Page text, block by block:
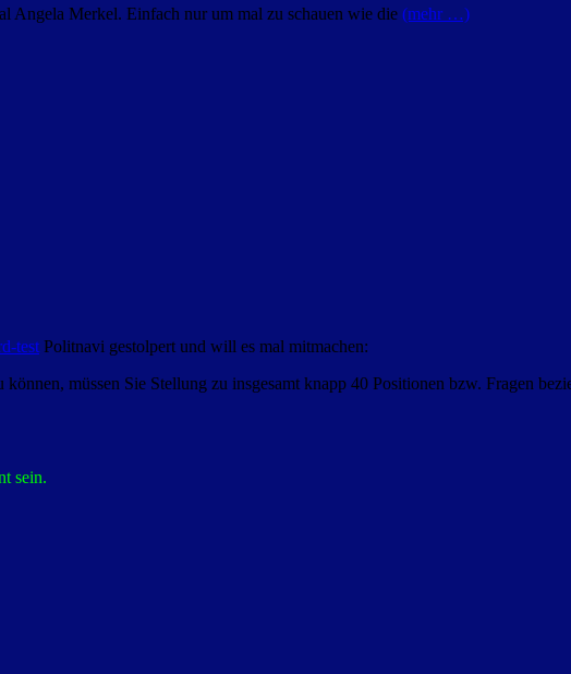
Angela Merkel. Einfach nur um mal zu schauen wie die (mehr …)
test Politnavi gestolpert und will es mal mitmachen:
müssen Sie Stellung zu insgesamt knapp 40 Positionen bzw. Fragen
sein.